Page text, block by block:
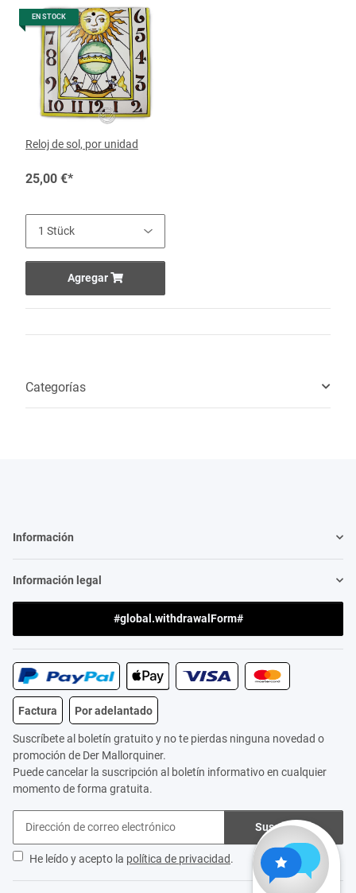
EN STOCK
Reloj de sol, por unidad
25,00 €*
Agregar
Categorías
Información
Información legal
#global.withdrawalForm#
Factura Por adelantado
Suscríbete al boletín gratuito y no te pierdas ninguna novedad o
promoción de Der Mallorquiner.
Puede cancelar la suscripción al boletín informativo en cualquier
momento de forma gratuita.
Suscribirse
He leído y acepto la política de privacidad.